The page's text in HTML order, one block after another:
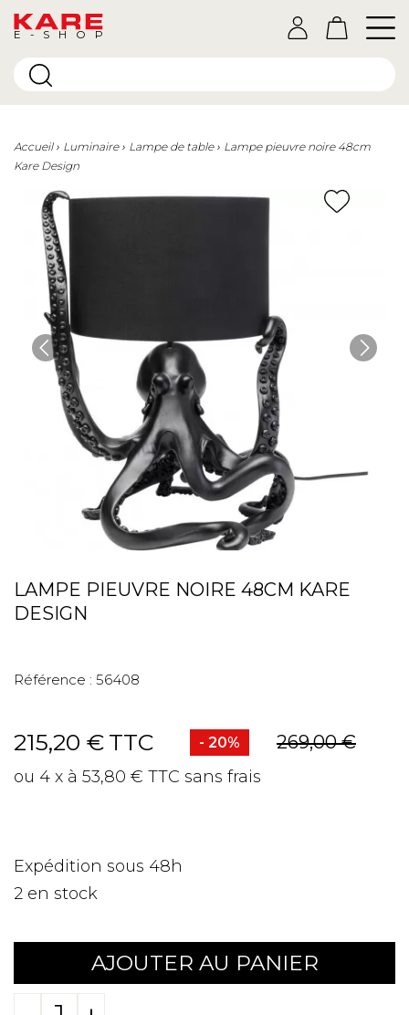
E-SHOP
Accueil Luminaire Lampe de table
Lampe pieuvre noire 48cm
Kare Design
LAMPE PIEUVRE NOIRE 48CM KARE
DESIGN
Référence : 56408
215,20 € TTC - 20% 269,00 €
ou 4 x à 53,80 € TTC sans frais
Expédition sous 48h
2 en stock
AJOUTER AU PANIER